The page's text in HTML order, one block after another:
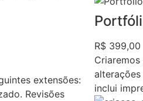
extensões:
Revisões
R$ 399,00
inclui